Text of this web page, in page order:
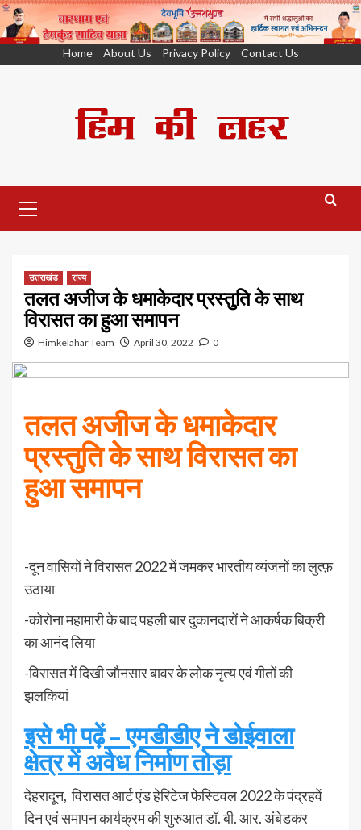
Home About Us Privacy Policy Contact Us
Menu
उत्तराखंड राज्य
तलत अजीज के धमाकेदार प्रस्तुति के साथ
विरासत का हुआ समापन
Himkelahar Team April 30, 2022 0
तलत अजीज के धमाकेदार
प्रस्तुति के साथ विरासत का
हुआ समापन
-दून वासियों ने विरासत 2022 में जमकर भारतीय व्यंजनों का लुत्फ़
उठाया
-कोरोना महामारी के बाद पहली बार दुकानदारों ने आकर्षक बिक्री
का आनंद लिया
-विरासत में दिखी जौनसार बावर के लोक नृत्य एवं गीतों की
झलकियां
इसे भी पढ़ें – एमडीडीए ने डोईवाला
क्षेत्र में अवैध निर्माण तोड़ा
देहरादून, विरासत आर्ट एंड हेरिटेज फेस्टिवल 2022 के पंद्रहवें
दिन एवं समापन कार्यक्रम की शुरुआत डॉ. बी. आर. अंबेडकर